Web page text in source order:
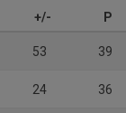
+/- P
53 39
24 36